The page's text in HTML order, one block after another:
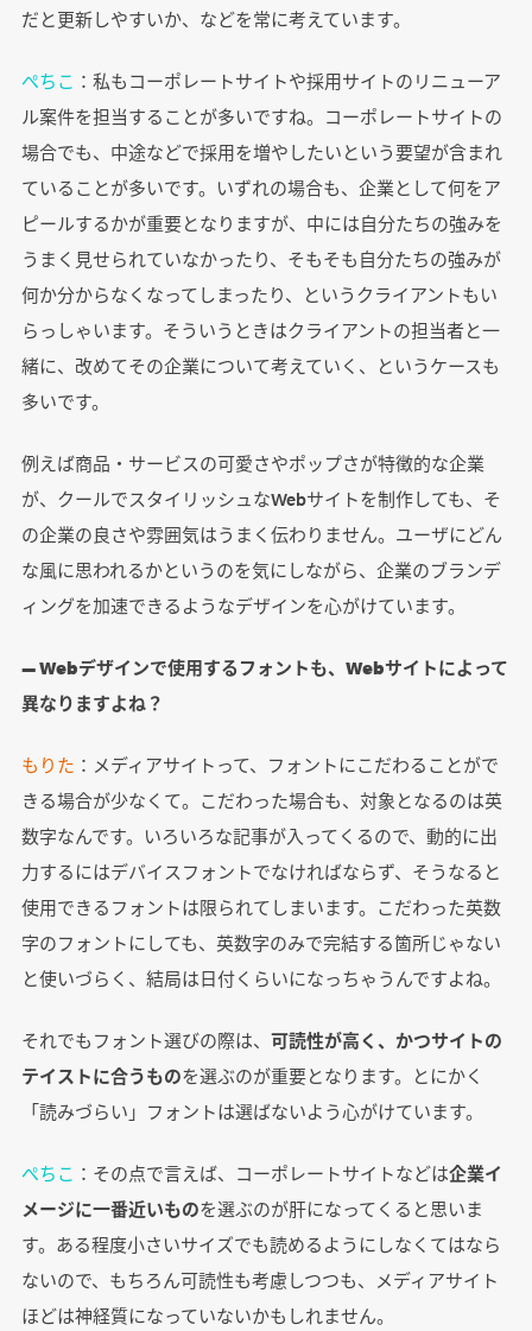
だと更新しやすいか、などを常に考えています。
ぺちこ ：私もコーポレートサイトや採用サイトのリニューア
ル案件を担当することが多いですね。コーポレートサイトの
場合でも、中途などで採用を増やしたいという要望が含まれ
ていることが多いです。いずれの場合も、企業として何をア
ピールするかが重要となりますが、中には自分たちの強みを
うまく見せられていなかったり、そもそも自分たちの強みが
何か分からなくなってしまったり、というクライアントもい
らっしゃいます。そういうときはクライアントの担当者と一
緒に、改めてその企業について考えていく、というケースも
多いです。
例えば商品・サービスの可愛さやポップさが特徴的な企業
が、クールでスタイリッシュなWebサイトを制作しても、そ
の企業の良さや雰囲気はうまく伝わりません。ユーザにどん
な風に思われるかというのを気にしながら、企業のブランデ
ィングを加速できるようなデザインを心がけています。
― Webデザインで使用するフォントも、Webサイトによって
異なりますよね？
もりた ：メディアサイトって、フォントにこだわることがで
きる場合が少なくて。こだわった場合も、対象となるのは英
数字なんです。いろいろな記事が入ってくるので、動的に出
力するにはデバイスフォントでなければならず、そうなると
使用できるフォントは限られてしまいます。こだわった英数
字のフォントにしても、英数字のみで完結する箇所じゃない
と使いづらく、結局は日付くらいになっちゃうんですよね。
それでもフォント選びの際は、 可読性が高く、かつサイトの
テイストに合うものを選ぶのが重要となります。とにかく
「読みづらい」フォントは選ばないよう心がけています。
ぺちこ ：その点で言えば、コーポレートサイトなどは企業イ
メージに一番近いものを選ぶのが肝になってくると思いま
す。ある程度小さいサイズでも読めるようにしなくてはなら
ないので、もちろん可読性も考慮しつつも、メディアサイト
ほどは神経質になっていないかもしれません。